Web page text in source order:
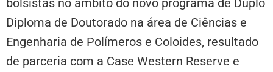
Diploma de Doutorado na área de Ciências e
Engenharia de Polímeros e Coloides, resultado
de parceria com a Case Western Reserve e